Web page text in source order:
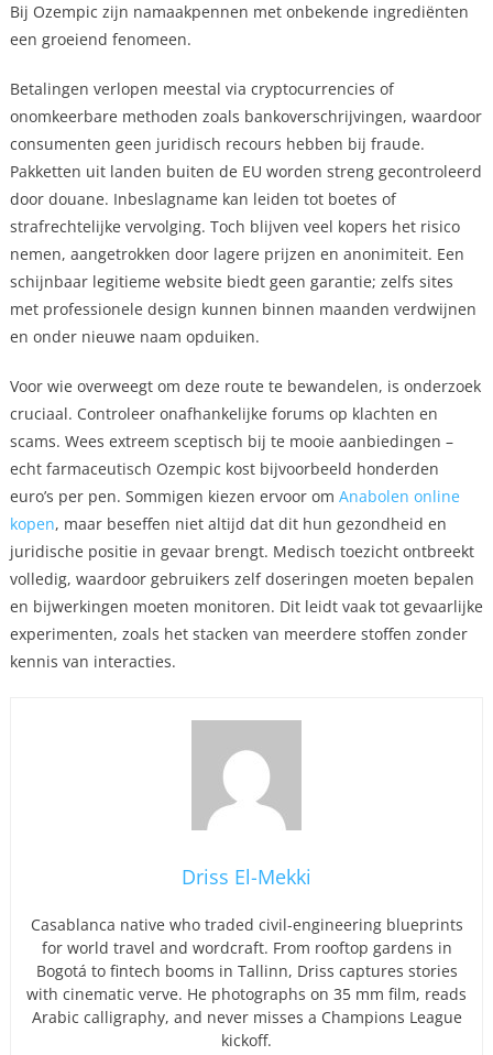
Bij Ozempic zijn namaakpennen met onbekende ingrediënten
een groeiend fenomeen.
Betalingen verlopen meestal via cryptocurrencies of
onomkeerbare methoden zoals bankoverschrijvingen, waardoor
consumenten geen juridisch recours hebben bij fraude.
Pakketten uit landen buiten de EU worden streng gecontroleerd
door douane. Inbeslagname kan leiden tot boetes of
strafrechtelijke vervolging. Toch blijven veel kopers het risico
nemen, aangetrokken door lagere prijzen en anonimiteit. Een
schijnbaar legitieme website biedt geen garantie; zelfs sites
met professionele design kunnen binnen maanden verdwijnen
en onder nieuwe naam opduiken.
Voor wie overweegt om deze route te bewandelen, is onderzoek
cruciaal. Controleer onafhankelijke forums op klachten en
scams. Wees extreem sceptisch bij te mooie aanbiedingen –
echt farmaceutisch Ozempic kost bijvoorbeeld honderden
euro’s per pen. Sommigen kiezen ervoor om Anabolen online
kopen, maar beseffen niet altijd dat dit hun gezondheid en
juridische positie in gevaar brengt. Medisch toezicht ontbreekt
volledig, waardoor gebruikers zelf doseringen moeten bepalen
en bijwerkingen moeten monitoren. Dit leidt vaak tot gevaarlijke
experimenten, zoals het stacken van meerdere stoffen zonder
kennis van interacties.
Driss El-Mekki
Casablanca native who traded civil-engineering blueprints
for world travel and wordcraft. From rooftop gardens in
Bogotá to fintech booms in Tallinn, Driss captures stories
with cinematic verve. He photographs on 35 mm film, reads
Arabic calligraphy, and never misses a Champions League
kickoff.